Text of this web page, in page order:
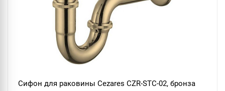
Сифон для раковины Cezares CZR-STC-02, бронза